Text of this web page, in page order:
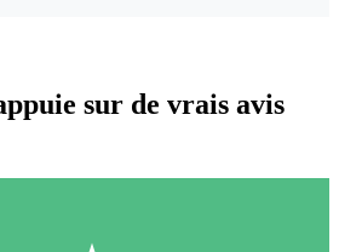
sur de vrais avis